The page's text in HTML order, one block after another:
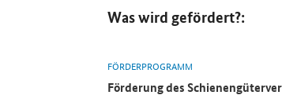
Was wird gefördert?:
FÖRDERPROGRAMM
Förderung des